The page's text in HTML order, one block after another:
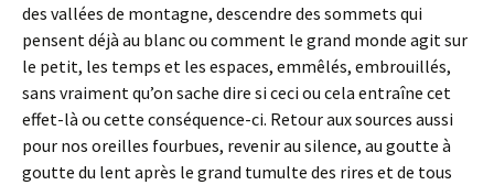
des vallées de montagne, descendre des sommets qui
pensent déjà au blanc ou comment le grand monde agit sur
le petit, les temps et les espaces, emmêlés, embrouillés,
sans vraiment qu’on sache dire si ceci ou cela entraîne cet
effet-là ou cette conséquence-ci. Retour aux sources aussi
pour nos oreilles fourbues, revenir au silence, au goutte à
goutte du lent après le grand tumulte des rires et de tous